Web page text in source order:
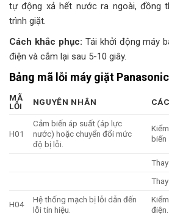
tự động xả hết nước ra ngoài, đồng
trình giặt.
Cách khắc phục: Tái khởi động máy
điện và cắm lại sau 5-10 giây.
Bảng mã lỗi máy giặt Panasonic
MÃ
LỖI
NGUYÊN NHÂN
H01
Cảm biến áp suất (áp lực
nước) hoặc chuyển đổi mức
độ bị lỗi.
biến
H04
Hệ thống mạch bị lỗi dẫn đến
lỗi tín hiệu.
điện.